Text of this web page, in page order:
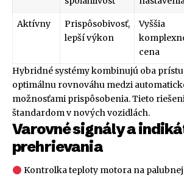
Aktívny
Prispôsobivosť,
lepší výkon
Vyššia
cena
Hybridné systémy kombinujú oba
optimálnu rovnováhu medzi
možnosťami prispôsobenia. Tieto
štandardom v nových vozidlách.
Varovné signály a
prehrievania
Kontrolka teploty motora na palubnej